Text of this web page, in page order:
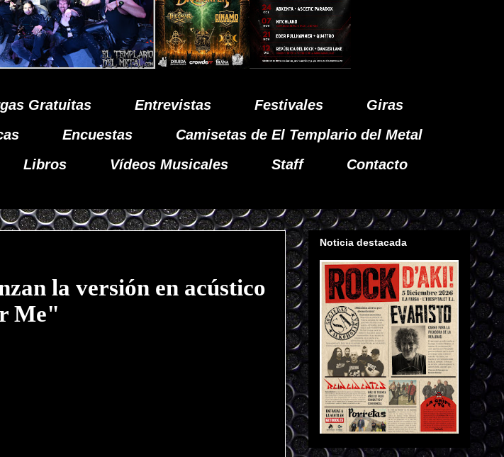
Gratuitas Entrevistas Festivales
Giras
Encuestas
Camisetas de El Templario del Metal
Libros Vídeos Musicales Staff
Contacto
la versión en acústico
Me"
Noticia destacada